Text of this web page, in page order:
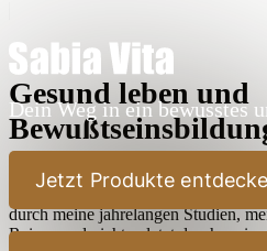
Dein Weg in ein bewusstes
Jetzt Produkte
Gesund leben und
Lieber Leser,
durch meine jahrelangen Studien,
Reisen und nicht zuletzt durch